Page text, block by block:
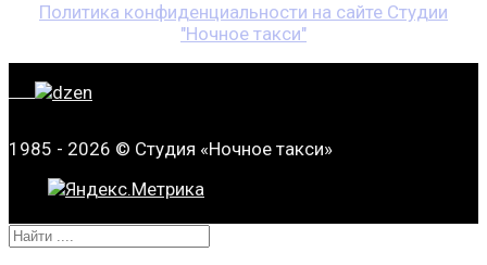
Политика конфиденциальности на сайте Студии
"Ночное такси"
1985 - 2026 © Студия «Ночное такси»